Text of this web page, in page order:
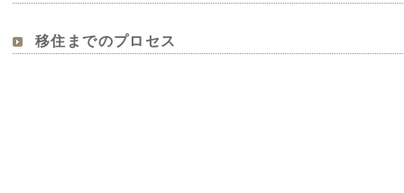
移住までのプロセス